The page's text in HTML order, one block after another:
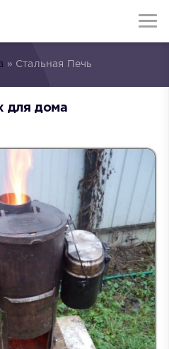
» Стальная Печь
для дома